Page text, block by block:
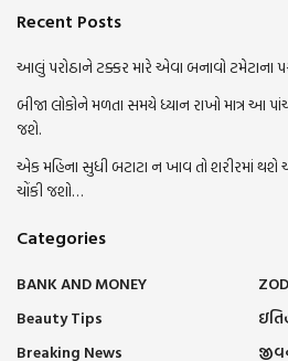
Recent Posts
આલું પરોઠાને ટક્કર મારે એવા બનાવો ટમેટાના
બીજા લોકોને મળતા સમયે ધ્યાન રાખો માત્ર આ
જશે.
એક મહિના સુધી બટાટા ન ખાવ તો શરીરમાં થશે
ચોંકી જશો…
Categories
BANK AND MONEY
Beauty Tips
Breaking News